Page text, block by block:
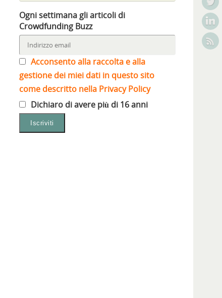
Ogni settimana gli articoli di
Crowdfunding Buzz
Acconsento alla raccolta e alla
gestione dei miei dati in questo sito
come descritto nella Privacy Policy
Dichiaro di avere più di 16 anni